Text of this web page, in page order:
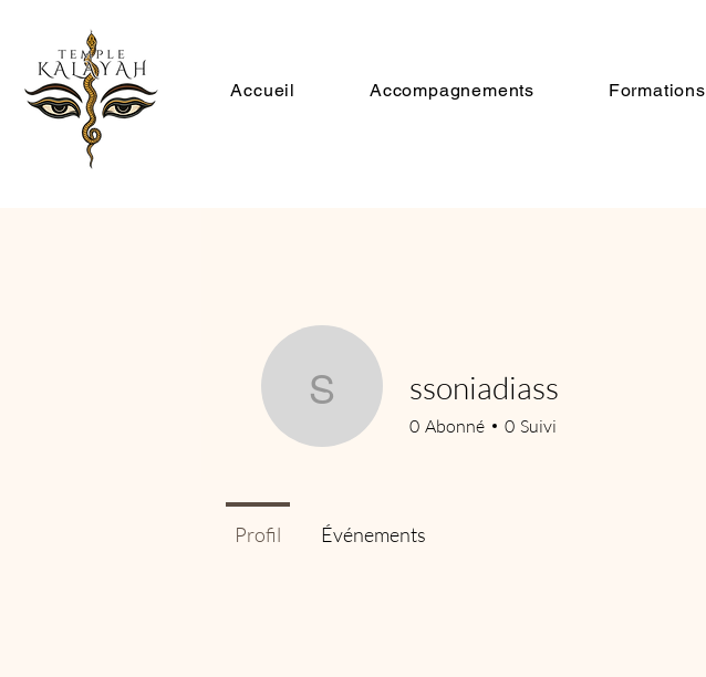
Accueil Accompagnements Formations
ssoniadiass
ssoniadiass
0 Abonné 0 Suivi
Profil Événements